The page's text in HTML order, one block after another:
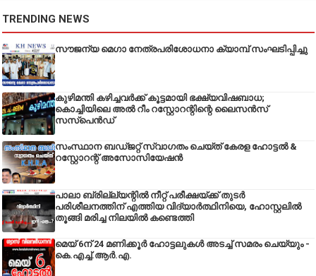
TRENDING NEWS
സൗജന്യ മെഗാ നേത്രപരിശോധനാ ക്യാമ്പ് സംഘടിപ്പിച്ചു
കുഴിമന്തി കഴിച്ചവർക്ക് കൂട്ടമായി ഭക്ഷ്യവിഷബാധ;
കൊച്ചിയിലെ അൽ റീം റസ്റ്റോറന്റിന്റെ ലൈസൻസ്
സസ്പെൻഡ്
സംസ്ഥാന ബഡ്‌ജറ്റ് സ്വാഗതം ചെയ്ത് കേരള ഹോട്ടൽ &
റസ്റ്റോറന്റ് അസോസിയേഷൻ
പാലാ ബ്രില്ല്യന്റിൽ നീറ്റ് പരീക്ഷയ്ക്ക് തുടർ
പരിശീലനത്തിന് എത്തിയ വിദ്യാർത്ഥിനിയെ, ഹോസ്റ്റലിൽ
തൂങ്ങി മരിച്ച നിലയിൽ കണ്ടെത്തി
മെയ് 6ന് 24 മണിക്കൂർ ഹോട്ടലുകൾ അടച്ച് സമരം ചെയ്യും -
കെ.എച്ച്.ആർ.എ.